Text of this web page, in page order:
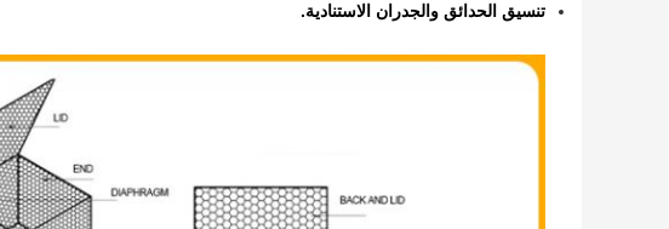
تنسيق الحدائق والجدران الاستنادية.